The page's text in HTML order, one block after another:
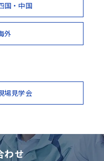
国・中国
外
場見学会
わせ